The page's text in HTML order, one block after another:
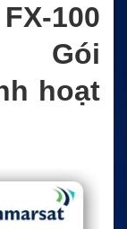
100
Gói
hoạt